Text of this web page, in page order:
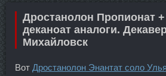
Дростанолон Пропионат
деканоат аналоги.
Михайловск
Вот Дростанолон Энантат соло